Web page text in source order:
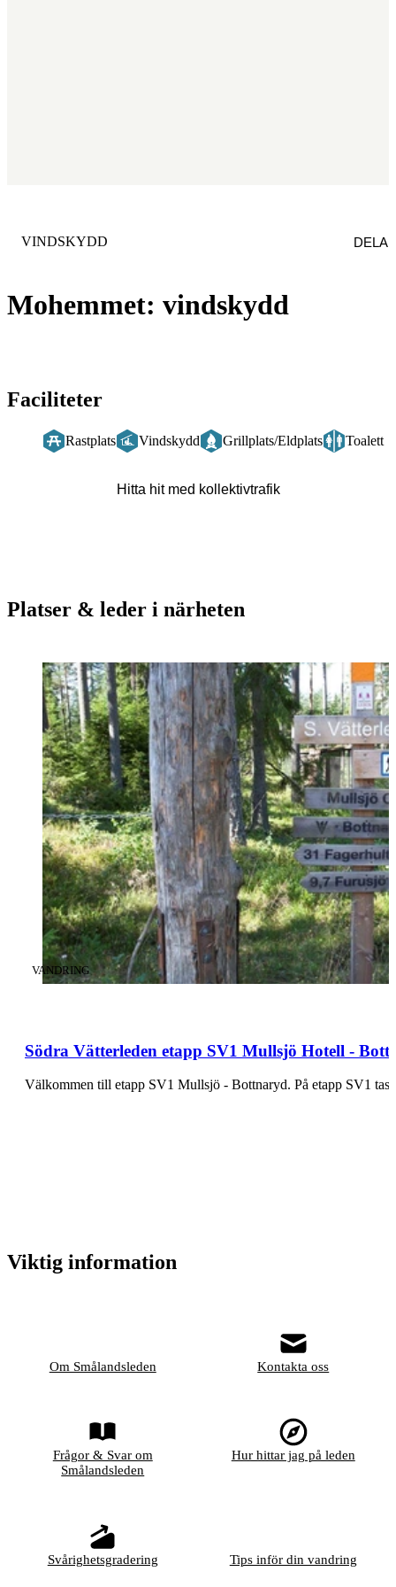
Mohemmet: vindskydd
KATEGORI:
VINDSKYDD DELA
Faciliteter
Rastplats Vindskydd Grillplats/Eldplats Toalett
Hitta hit med kollektivtrafik
Platser & leder i närheten
Södra Vätterleden etapp SV1 Mullsjö Hotell -
KATEGORI:
VANDRING
Välkommen till etapp SV1
Viktig information
Om Smålandsleden Kontakta oss
Frågor & Svar om
Smålandsleden
Hur hittar jag på leden
Svårighetsgradering Tips inför din vandring